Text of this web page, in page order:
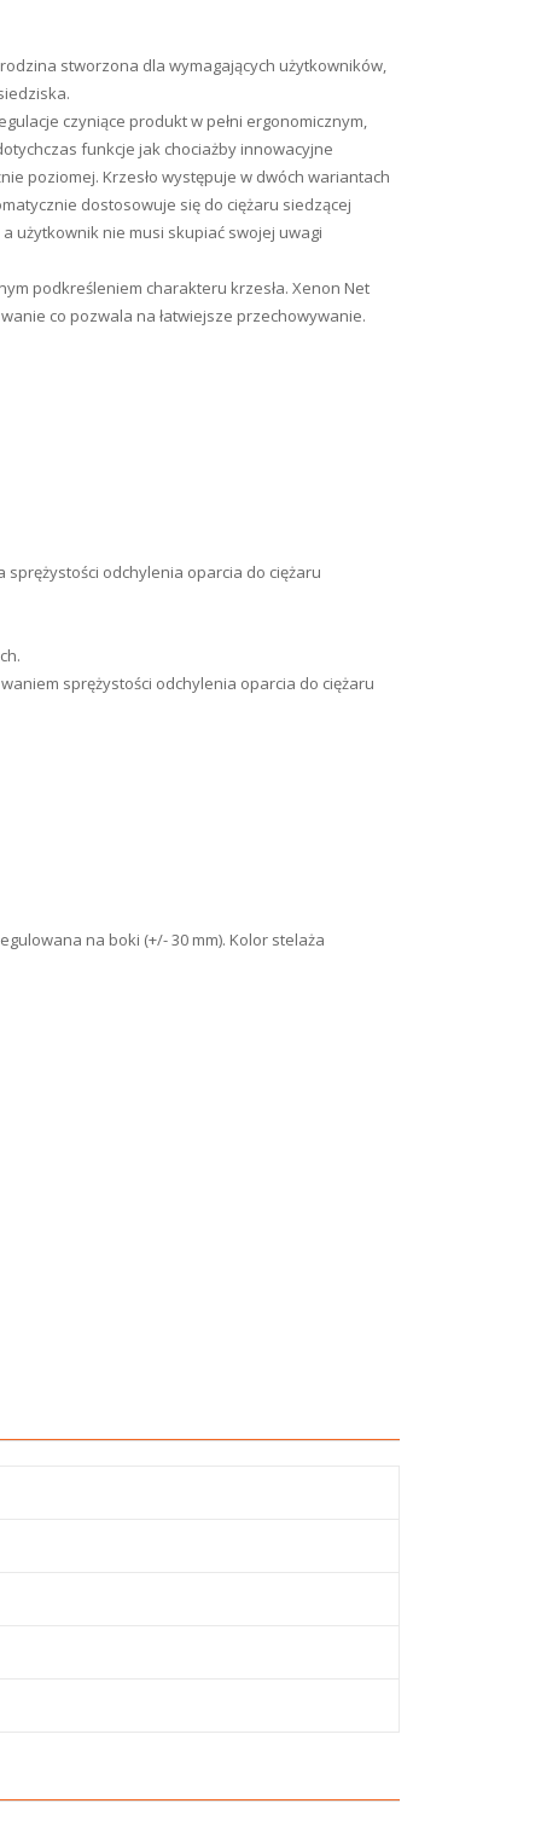
stworzona dla wymagających użytkowników,
czyniące produkt w pełni ergonomicznym,
funkcje jak chociażby innowacyjne
poziomej. Krzesło występuje w dwóch wariantach
dostosowuje się do ciężaru siedzącej
użytkownik nie musi skupiać swojej uwagi
podkreśleniem charakteru krzesła. Xenon Net
co pozwala na łatwiejsze przechowywanie.
odchylenia oparcia do ciężaru
sprężystości odchylenia oparcia do ciężaru
na boki (+/- 30 mm). Kolor stelaża